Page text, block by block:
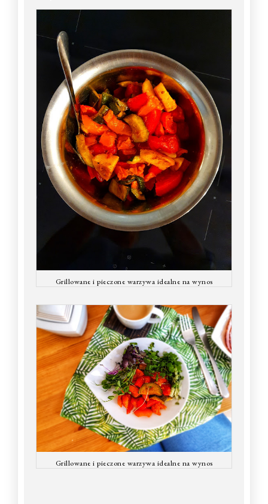
Grillowane i pieczone warzywa idealne na wynos
Grillowane i pieczone warzywa idealne na wynos